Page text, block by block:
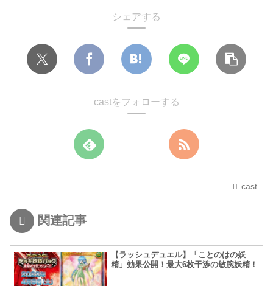
シェアする
castをフォローする
cast
関連記事
【ラッシュデュエル】「ことのはの妖
精」効果公開！最大6枚干渉の敏腕妖精！